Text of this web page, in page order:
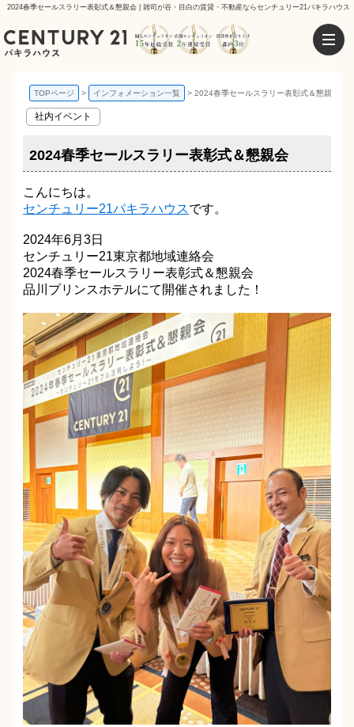
2024春季セールスラリー表彰式＆懇親会 | 雑司が谷・目白の賃貸・不動産ならセンチュリー21パキラハウス
TOPページ インフォメーション一覧 2024春季セールスラリー表彰式＆懇親会
社内イベント
2024春季セールスラリー表彰式＆懇親会
こんにちは。
センチュリー21パキラハウスです。
2024年6月3日
センチュリー21東京都地域連絡会
2024春季セールスラリー表彰式＆懇親会
品川プリンスホテルにて開催されました！